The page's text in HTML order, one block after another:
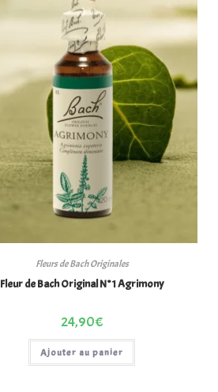
Fleurs de Bach Originales
Fleur de Bach Original N°1 Agrimony
24,90€
Ajouter au panier